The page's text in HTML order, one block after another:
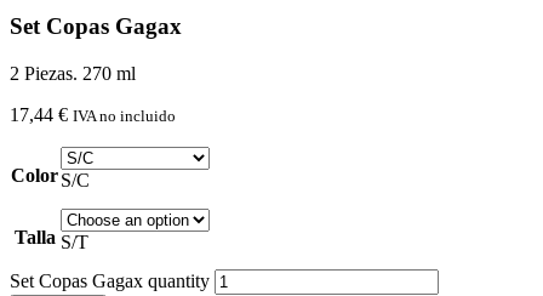
Set Copas Gagax
2 Piezas. 270 ml
17,44 € IVA no incluido
ColorS/C
Talla S/T
Set Copas Gagax quantity